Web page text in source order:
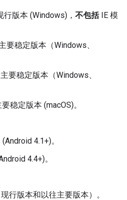
版本 (Windows)， 不包括IE 模
要稳定版本（Windows、
要稳定版本（Windows、
稳定版本 (macOS)。
4.1+)。
4.4+)。
行版本和以往主要版本）。